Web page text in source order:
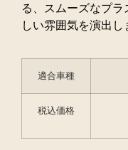
る、スムーズなプ
しい雰囲気を演出し
適合車種
税込価格